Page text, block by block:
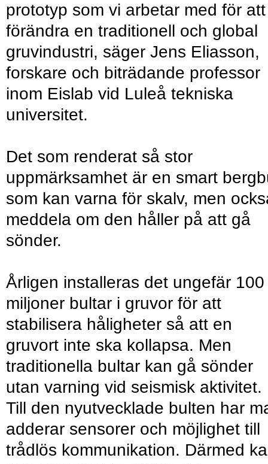
prototyp som vi arbetar med för att
förändra en traditionell och global
gruvindustri, säger Jens Eliasson,
forskare och biträdande professor
inom Eislab vid Luleå tekniska
universitet.
Det som renderat så stor
uppmärksamhet är en smart
som kan varna för skalv, men
meddela om den håller på att gå
sönder.
Årligen installeras det ungefär 100
miljoner bultar i gruvor för att
stabilisera håligheter så att en
gruvort inte ska kollapsa. Men
traditionella bultar kan gå sönder
utan varning vid seismisk aktivitet.
Till den nyutvecklade bulten har
adderar sensorer och möjlighet till
trådlös kommunikation. Därmed